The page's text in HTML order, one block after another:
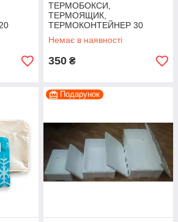
ТЕРМОБОКСИ,
ТЕРМОЯЩИК,
ТЕРМОКОНТЕЙНЕР 30
ЛІТРІВ
Немає в наявності
350 ₴
Подарунок